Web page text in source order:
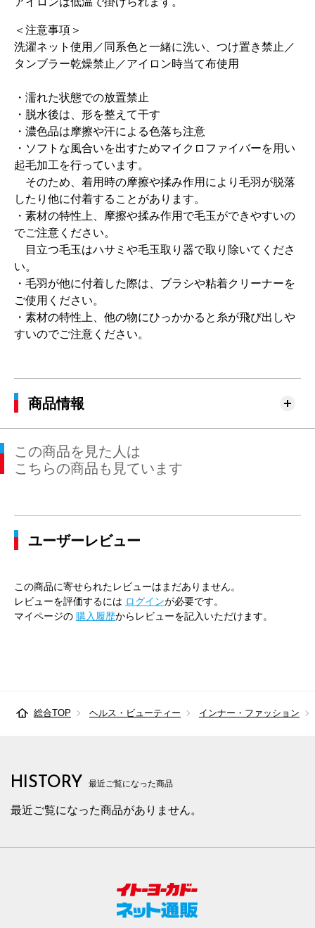
＜注意事項＞
洗濯ネット使用／同系色と一緒に洗い、つけ置き禁止／
タンブラー乾燥禁止／アイロン時当て布使用
・濡れた状態での放置禁止
・脱水後は、形を整えて干す
・濃色品は摩擦や汗による色落ち注意
・ソフトな風合いを出すためマイクロファイバーを用い
起毛加工を行っています。
そのため、着用時の摩擦や揉み作用により毛羽が脱落
したり他に付着することがあります。
・素材の特性上、摩擦や揉み作用で毛玉ができやすいの
でご注意ください。
目立つ毛玉はハサミや毛玉取り器で取り除いてくださ
い。
・毛羽が他に付着した際は、ブラシや粘着クリーナーを
ご使用ください。
・素材の特性上、他の物にひっかかると糸が飛び出しや
すいのでご注意ください。
商品情報
この商品を見た人は
こちらの商品も見ています
ユーザーレビュー
この商品に寄せられたレビューはまだありません。
レビューを評価するには ログインが必要です。
マイページの 購入履歴からレビューを記入いただけます。
総合TOP ヘルス・ビューティー インナー・ファッション
HISTORY 最近ご覧になった商品
最近ご覧になった商品がありません。